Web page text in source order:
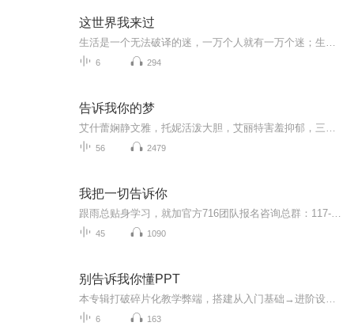
这世界我来过
6 294
告诉我你的梦
56 2479
我把一切告诉你
45 1090
别告诉我你懂PPT
6 163